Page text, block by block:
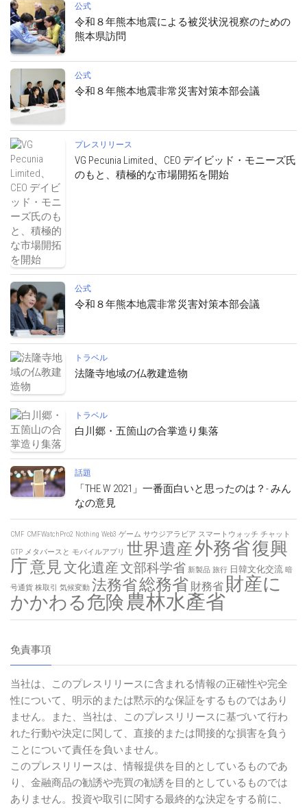
公式
令和８年熊本地震による被災状況視察のための
熊本県訪問
公式
令和８年熊本地震非常災害対策本部会議
プレスリリース
VG Pecunia Limited、CEO デイビッド・モニーズ氏
のもと、積極的な市場開拓を開始
公式
令和８年熊本地震非常災害対策本部会議
トラベル
法隆寺地域の仏教建造物
トラベル
白川郷・五箇山の合掌造り集落
話題
「THE W 2021」一番面白いと思ったのは？- みん
なの意見
CMF CMFWatchPro2 Nothing Web3 ゲーム サウジアラビア スマートウォッチ チャット
GTP メタバースと モバイルアプリ 世界遺産外務省復興
庁意見文化遺産文部科学省 新製品 旅行 日韓文化交流 暗
号通貨 株取引 気候変動 法務省総務省 財務省 財産に
かかわる危険農林水產省
免責事項
当社は、このプレスリリースに含まれる情報の正確性や完全
性について、明示的または黙示的な保証をするものではあり
ません。また、当社は、このプレスリリースに基づいて行わ
れた行動や決定に関して、直接的または間接的な損害を負う
ことについて責任を負いません。
このプレスリリースは、情報提供を目的としているものであ
り、金融商品の勧誘や売買の勧誘を目的としているものでは
ありません。投資や取引に関する最終的な決定をする前に、